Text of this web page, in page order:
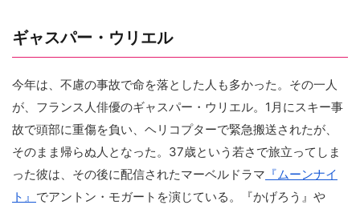
ギャスパー・ウリエル
今年は、不慮の事故で命を落とした人も多かった。その一人
が、フランス人俳優のギャスパー・ウリエル。1月にスキー事
故で頭部に重傷を負い、ヘリコプターで緊急搬送されたが、
そのまま帰らぬ人となった。37歳という若さで旅立ってしま
った彼は、その後に配信されたマーベルドラマ 『ムーンナイ
ト』 でアントン・モガートを演じている。『かげろう』や